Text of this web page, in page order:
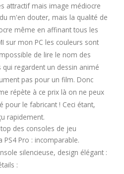
attractif mais image médiocre
m'en douter, mais la qualité de
même en affinant tous les
sur mon PC les couleurs sont
de lire le nom des
regardent un dessin animé
pas pour un film. Donc
répète à ce prix là on ne peux
pour le fabricant ! Ceci étant,
rapidement.
des consoles de jeu
PS4 Pro : incomparable.
silencieuse, design élégant :
: